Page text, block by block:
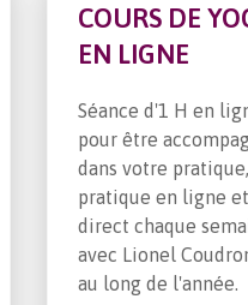
COURS DE
EN LIGNE
Séance d'1 H en
pour être
dans votre
pratique en ligne
direct chaque
avec Lionel
au long de l'année.